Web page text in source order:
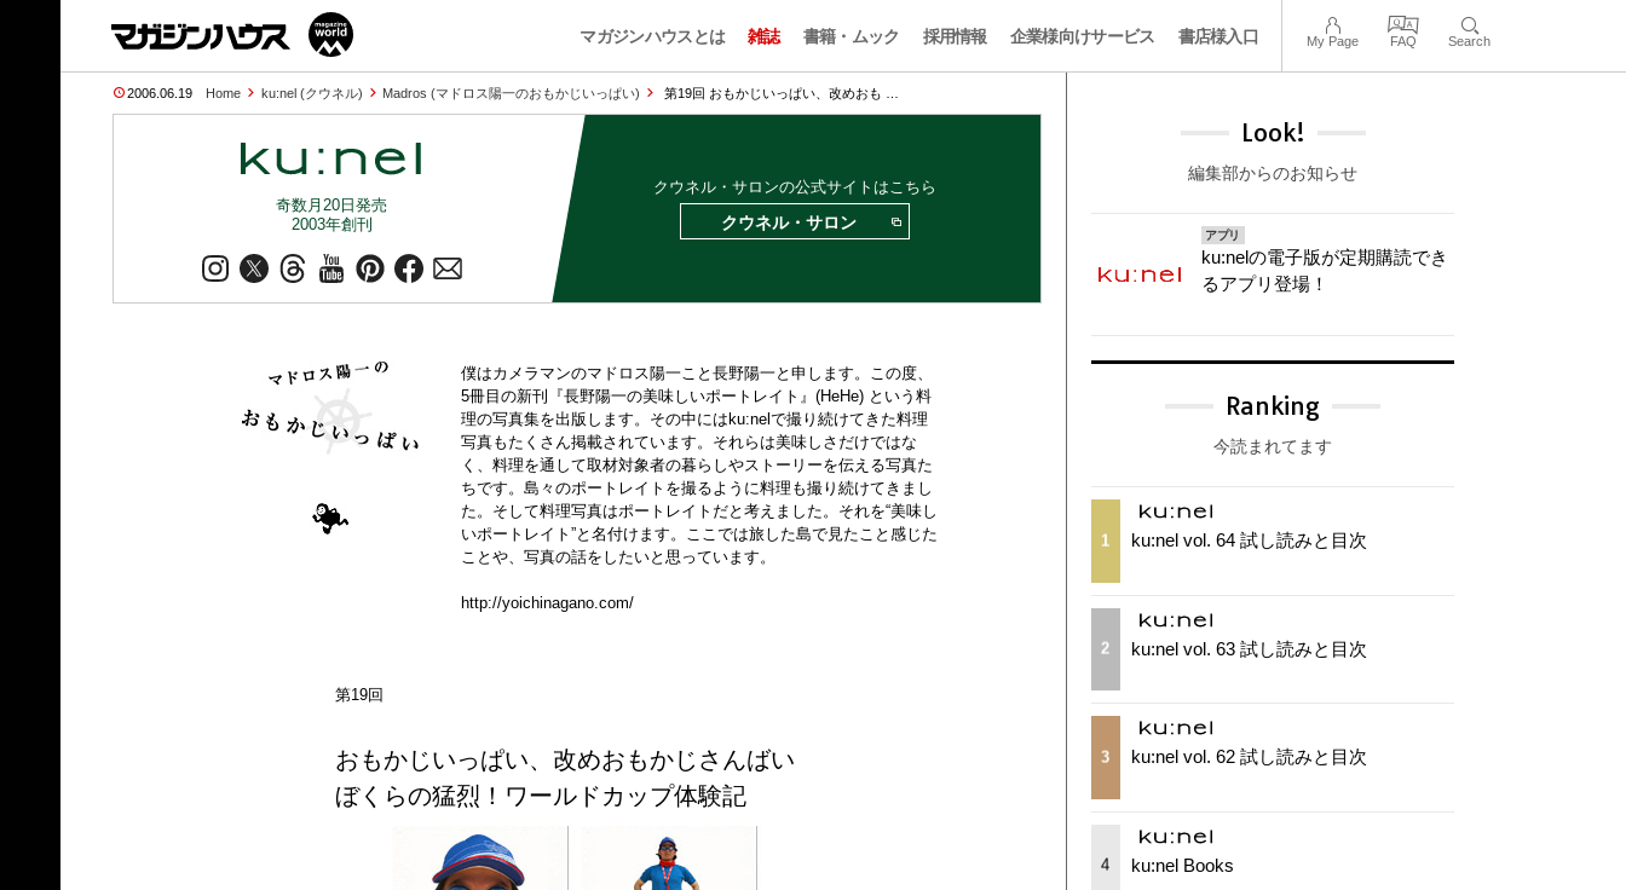
マガジンハウスとは 雑誌 書籍・ムック 採用情報 企業様向けサービス 書店様入口 My Page FAQ Search
2006.06.19 Home ku:nel (クウネル) Madros (マドロス陽一のおもかじいっぱい) 第19回 おもかじいっぱい、改めおも …
奇数月20日発売
2003年創刊
クウネル・サロンの公式サイトはこちら
クウネル・サロン
僕はカメラマンのマドロス陽一こと長野陽一と申します。この度、
5冊目の新刊『長野陽一の美味しいポートレイト』(HeHe) という料
理の写真集を出版します。その中にはku:nelで撮り続けてきた料理
写真もたくさん掲載されています。それらは美味しさだけではな
く、料理を通して取材対象者の暮らしやストーリーを伝える写真た
ちです。島々のポートレイトを撮るように料理も撮り続けてきまし
た。そして料理写真はポートレイトだと考えました。それを“美味し
いポートレイト”と名付けます。ここでは旅した島で見たこと感じた
ことや、写真の話をしたいと思っています。
http://yoichinagano.com/
第19回
おもかじいっぱい、改めおもかじさんばい
ぼくらの猛烈！ワールドカップ体験記
Look!
編集部からのお知らせ
アプリ
ku:nelの電子版が定期購読でき
るアプリ登場！
Ranking
今読まれてます
1 ku:nel vol. 64 試し読みと目次
2 ku:nel vol. 63 試し読みと目次
3 ku:nel vol. 62 試し読みと目次
4 ku:nel Books